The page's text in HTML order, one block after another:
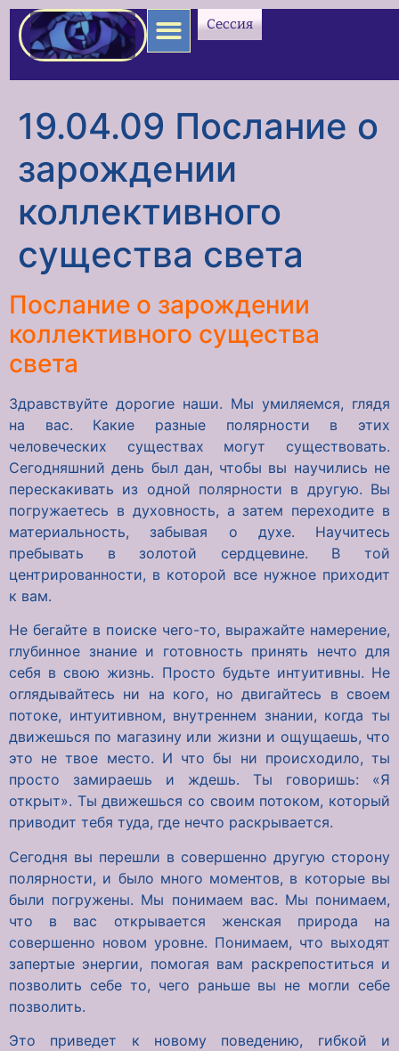
содержимому
Сессия
19.04.09 Послание о
зарождении
коллективного
существа света
Послание о зарождении
коллективного существа
света
Здравствуйте дорогие наши. Мы умиляемся, глядя
на вас. Какие разные полярности в этих
человеческих существах могут существовать.
Сегодняшний день был дан, чтобы вы научились не
перескакивать из одной полярности в другую. Вы
погружаетесь в духовность, а затем переходите в
материальность, забывая о духе. Научитесь
пребывать в золотой сердцевине. В той
центрированности, в которой все нужное приходит
к вам.
Не бегайте в поиске чего-то, выражайте намерение,
глубинное знание и готовность принять нечто для
себя в свою жизнь. Просто будьте интуитивны. Не
оглядывайтесь ни на кого, но двигайтесь в своем
потоке, интуитивном, внутреннем знании, когда ты
движешься по магазину или жизни и ощущаешь, что
это не твое место. И что бы ни происходило, ты
просто замираешь и ждешь. Ты говоришь: «Я
открыт». Ты движешься со своим потоком, который
приводит тебя туда, где нечто раскрывается.
Сегодня вы перешли в совершенно другую сторону
полярности, и было много моментов, в которые вы
были погружены. Мы понимаем вас. Мы понимаем,
что в вас открывается женская природа на
совершенно новом уровне. Понимаем, что выходят
запертые энергии, помогая вам раскрепоститься и
позволить себе то, чего раньше вы не могли себе
позволить.
Это приведет к новому поведению, гибкой и